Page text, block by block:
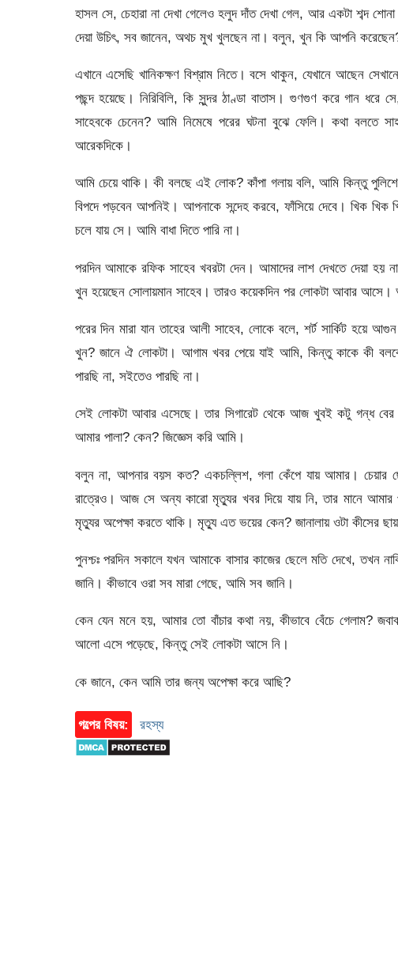
হাসল সে, চেহারা না দেখা গেলেও হলুদ দাঁত দেখা গেল, আর একটা শব্দ
দেয়া উচিৎ, সব জানেন, অথচ মুখ খুলছেন না। বলুন, খুন কি আপনি করেছেন?
এখানে এসেছি খানিকক্ষণ বিশ্রাম নিতে। বসে থাকুন, যেখানে আছেন
পছন্দ হয়েছে। নিরিবিলি, কি সুন্দর ঠাণ্ডা বাতাস। গুণগুণ করে গান ধরে
সাহেবকে চেনেন? আমি নিমেষে পরের ঘটনা বুঝে ফেলি। কথা
আরেকদিকে।
আমি চেয়ে থাকি। কী বলছে এই লোক? কাঁপা গলায় বলি, আমি কিন্তু
বিপদে পড়বেন আপনিই। আপনাকে সন্দেহ করবে, ফাঁসিয়ে দেবে। খিক খিক
চলে যায় সে। আমি বাধা দিতে পারি না।
পরদিন আমাকে রফিক সাহেব খবরটা দেন। আমাদের লাশ দেখতে দেয়া হয়
খুন হয়েছেন সোলায়মান সাহেব। তারও কয়েকদিন পর লোকটা আবার আসে।
পরের দিন মারা যান তাহের আলী সাহেব, লোকে বলে, শর্ট সার্কিট হয়ে
খুন? জানে ঐ লোকটা। আগাম খবর পেয়ে যাই আমি, কিন্তু কাকে কী
পারছি না, সইতেও পারছি না।
সেই লোকটা আবার এসেছে। তার সিগারেট থেকে আজ খুবই কটু গন্ধ
আমার পালা? কেন? জিজ্ঞেস করি আমি।
বলুন না, আপনার বয়স কত? একচল্লিশ, গলা কেঁপে যায় আমার। চেয়ার
রাত্রেও। আজ সে অন্য কারো মৃত্যুর খবর দিয়ে যায় নি, তার মানে
মৃত্যুর অপেক্ষা করতে থাকি। মৃত্যু এত ভয়ের কেন? জানালায় ওটা কীসের
পুনশ্চঃ পরদিন সকালে যখন আমাকে বাসার কাজের ছেলে মতি দেখে,
জানি। কীভাবে ওরা সব মারা গেছে, আমি সব জানি।
কেন যেন মনে হয়, আমার তো বাঁচার কথা নয়, কীভাবে বেঁচে গেলাম?
আলো এসে পড়েছে, কিন্তু সেই লোকটা আসে নি।
কে জানে, কেন আমি তার জন্য অপেক্ষা করে আছি?
গল্পের বিষয়: রহস্য